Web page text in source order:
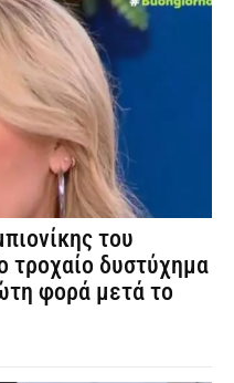
του
τροχαίο δυστύχημα
φορά μετά το